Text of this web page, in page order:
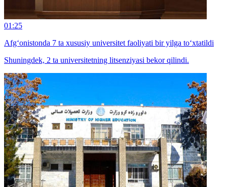
01:25
Afg‘onistonda 7 ta xususiy universitet faoliyati bir yilga to‘xtatildi
Shuningdek, 2 ta universitetning litsenziyasi bekor qilindi.